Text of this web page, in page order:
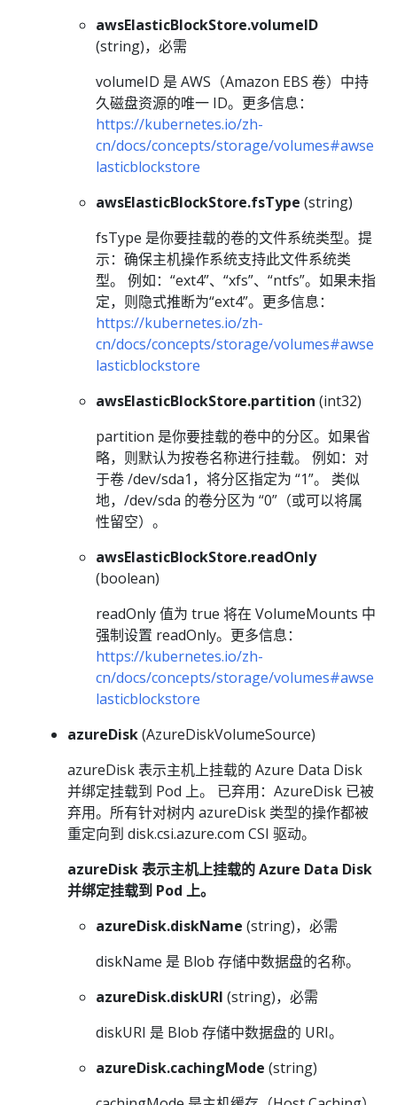
awsElasticBlockStore.volumeID
(string)，必需
volumeID 是 AWS（Amazon EBS 卷）中持
久磁盘资源的唯一 ID。更多信息：
https://kubernetes.io/zh-
cn/docs/concepts/storage/volumes#awse
lasticblockstore
awsElasticBlockStore.fsType (string)
fsType 是你要挂载的卷的文件系统类型。提
示：确保主机操作系统支持此文件系统类
型。 例如：“ext4”、“xfs”、“ntfs”。如果未指
定，则隐式推断为“ext4”。更多信息：
https://kubernetes.io/zh-
cn/docs/concepts/storage/volumes#awse
lasticblockstore
awsElasticBlockStore.partition (int32)
partition 是你要挂载的卷中的分区。如果省
略，则默认为按卷名称进行挂载。 例如：对
于卷 /dev/sda1，将分区指定为 “1”。 类似
地，/dev/sda 的卷分区为 “0”（或可以将属
性留空）。
awsElasticBlockStore.readOnly
(boolean)
readOnly 值为 true 将在 VolumeMounts 中
强制设置 readOnly。更多信息：
https://kubernetes.io/zh-
cn/docs/concepts/storage/volumes#awse
lasticblockstore
azureDisk(AzureDiskVolumeSource)
azureDisk 表示主机上挂载的 Azure Data Disk
并绑定挂载到 Pod 上。 已弃用：AzureDisk 已被
弃用。所有针对树内 azureDisk 类型的操作都被
重定向到 disk.csi.azure.com CSI 驱动。
azureDisk 表示主机上挂载的 Azure Data Disk
并绑定挂载到 Pod 上。
azureDisk.diskName (string)，必需
diskName 是 Blob 存储中数据盘的名称。
azureDisk.diskURI (string)，必需
diskURI 是 Blob 存储中数据盘的 URI。
azureDisk.cachingMode (string)